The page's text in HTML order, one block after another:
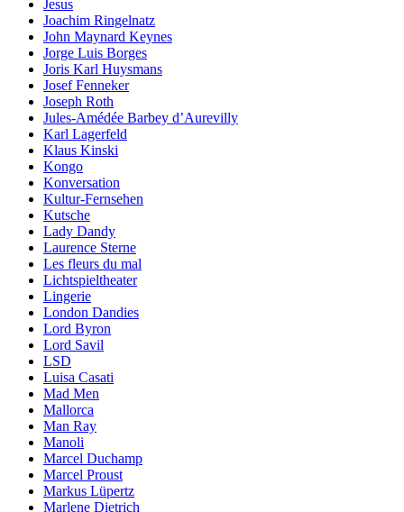
Jesus
Joachim Ringelnatz
John Maynard Keynes
Jorge Luis Borges
Joris Karl Huysmans
Josef Fenneker
Joseph Roth
Jules-Amédée Barbey d’Aurevilly
Karl Lagerfeld
Klaus Kinski
Kongo
Konversation
Kultur-Fernsehen
Kutsche
Lady Dandy
Laurence Sterne
Les fleurs du mal
Lichtspieltheater
Lingerie
London Dandies
Lord Byron
Lord Savil
LSD
Luisa Casati
Mad Men
Mallorca
Man Ray
Manoli
Marcel Duchamp
Marcel Proust
Markus Lüpertz
Marlene Dietrich